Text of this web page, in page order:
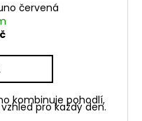
červená
kombinuje pohodlí,
pro každý den.